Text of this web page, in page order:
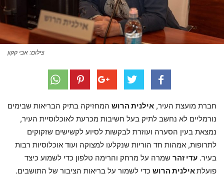
צילום: אבי קקון
חברת מועצת העיר, אילנית הרוש המחזיקה בתיק הבריאות שבימים
נורמליים לא נחשב לתיק בעל חשיבות מכרעת לאוכלוסיית העיר,
נמצאת בעין הסערה ועוזרת לבקשות לסיוע לקשישים שזקוקים
לתרופות, אמהות חד הוריות שנקלעו למצוקה ועוד אוכלוסיות רבות
בעיר. עדי זהר שמרה על מרחק והרימה טלפון כדי לשמוע כיצד
פועלתאילנית הרוש כדי לשמור על בריאות הציבור של התושבים.